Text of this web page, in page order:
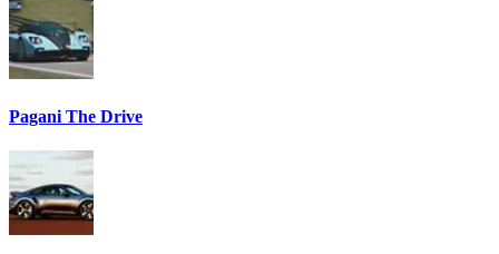
Pagani The Drive